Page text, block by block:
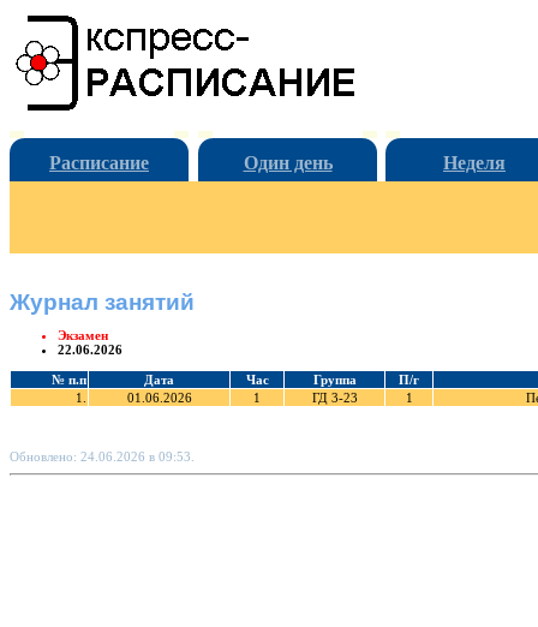
Расписание Один день Неделя
Журнал занятий
Экзамен
22.06.2026
№ п.п Дата Час Группа
П/г
1.
01.06.2026 1 ГД 3-23 1
Обновлено: 24.06.2026 в 09:53.